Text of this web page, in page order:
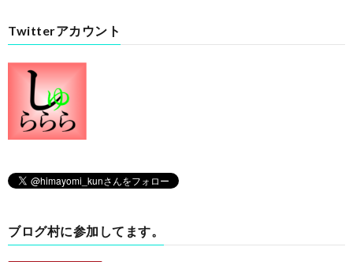
Twitterアカウント
ブログ村に参加してます。